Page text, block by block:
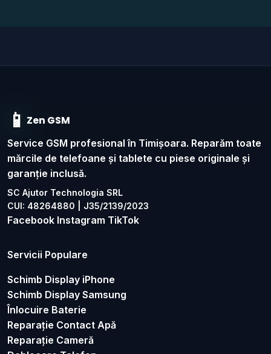
📱 Zen GSM
Service GSM profesional în Timișoara. Reparăm toate
mărcile de telefoane și tablete cu piese originale și
garanție inclusă.
SC Ajutor Technologia SRL
CUI: 48264880 | J35/2139/2023
Facebook Instagram TikTok
Servicii Populare
Schimb Display iPhone
Schimb Display Samsung
Înlocuire Baterie
Reparație Contact Apă
Reparație Cameră